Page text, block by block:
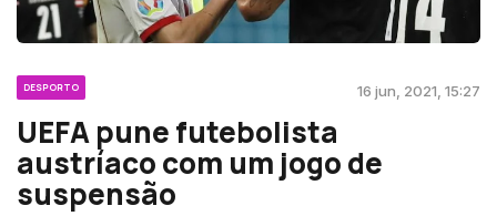
DESPORTO 16 jun, 2021, 15:27
UEFA pune futebolista
austríaco com um jogo de
suspensão